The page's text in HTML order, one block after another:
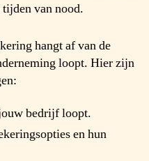
van nood.
hangt af van de
loopt. Hier zijn
bedrijf loopt.
en hun